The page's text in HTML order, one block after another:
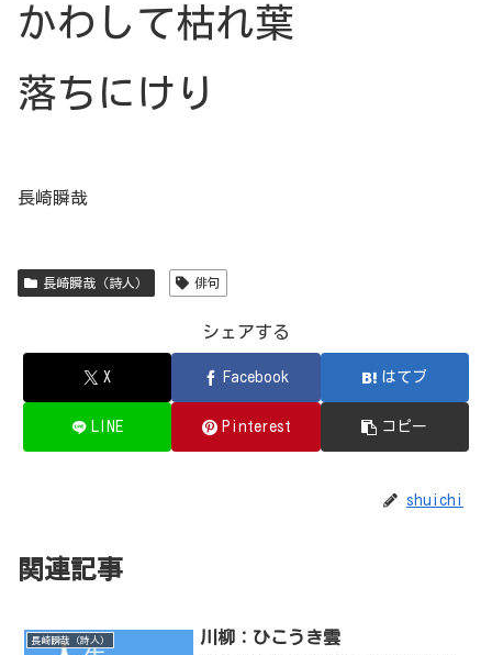
かわして枯れ葉
落ちにけり
長崎瞬哉
長崎瞬哉（詩人） 俳句
シェアする
X Facebook はてブ
LINE Pinterest コピー
shuichi
関連記事
長崎瞬哉（詩人） 川柳：ひこうき雲